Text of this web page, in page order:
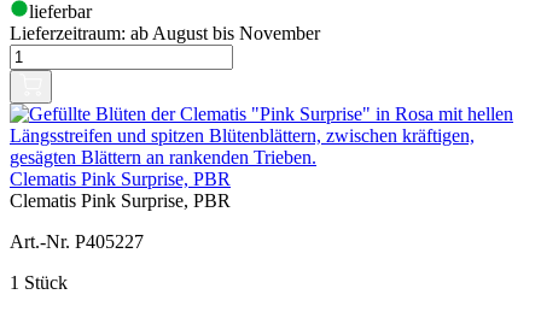
lieferbar
Lieferzeitraum: ab August bis November
Clematis Pink Surprise, PBR
Clematis Pink Surprise, PBR
Art.-Nr. P405227
1 Stück